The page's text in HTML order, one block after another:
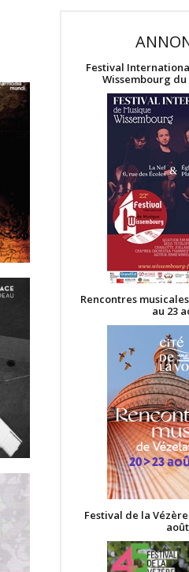
Festival
Wissembourg du
Rencontres
au 23
Festival de la
août